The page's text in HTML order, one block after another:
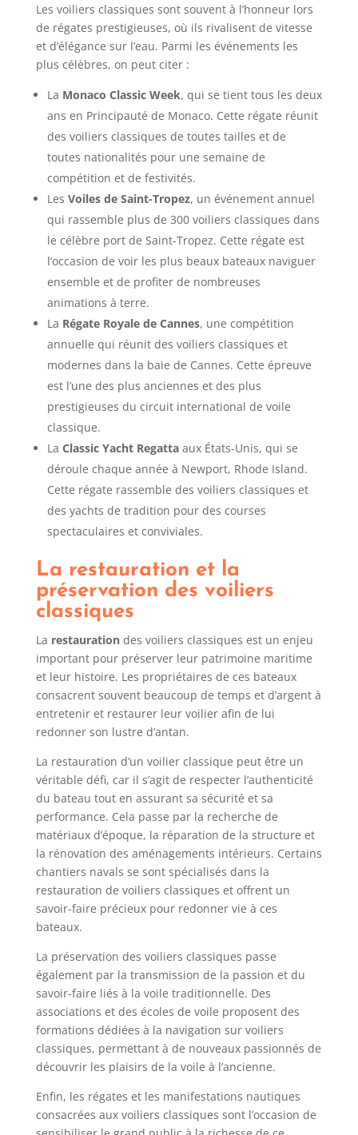
Les voiliers classiques sont souvent à l’honneur lors
de régates prestigieuses, où ils rivalisent de vitesse
et d’élégance sur l’eau. Parmi les événements les
plus célèbres, on peut citer :
La Monaco Classic Week, qui se tient tous les deux
ans en Principauté de Monaco. Cette régate réunit
des voiliers classiques de toutes tailles et de
toutes nationalités pour une semaine de
compétition et de festivités.
Les Voiles de Saint-Tropez, un événement annuel
qui rassemble plus de 300 voiliers classiques dans
le célèbre port de Saint-Tropez. Cette régate est
l’occasion de voir les plus beaux bateaux naviguer
ensemble et de profiter de nombreuses
animations à terre.
La Régate Royale de Cannes, une compétition
annuelle qui réunit des voiliers classiques et
modernes dans la baie de Cannes. Cette épreuve
est l’une des plus anciennes et des plus
prestigieuses du circuit international de voile
classique.
La Classic Yacht Regattaaux États-Unis, qui se
déroule chaque année à Newport, Rhode Island.
Cette régate rassemble des voiliers classiques et
des yachts de tradition pour des courses
spectaculaires et conviviales.
La restauration et la
préservation des voiliers
classiques
La restaurationdes voiliers classiques est un enjeu
important pour préserver leur patrimoine maritime
et leur histoire. Les propriétaires de ces bateaux
consacrent souvent beaucoup de temps et d’argent à
entretenir et restaurer leur voilier afin de lui
redonner son lustre d’antan.
La restauration d’un voilier classique peut être un
véritable défi, car il s’agit de respecter l’authenticité
du bateau tout en assurant sa sécurité et sa
performance. Cela passe par la recherche de
matériaux d’époque, la réparation de la structure et
la rénovation des aménagements intérieurs. Certains
chantiers navals se sont spécialisés dans la
restauration de voiliers classiques et offrent un
savoir-faire précieux pour redonner vie à ces
bateaux.
La préservation des voiliers classiques passe
également par la transmission de la passion et du
savoir-faire liés à la voile traditionnelle. Des
associations et des écoles de voile proposent des
formations dédiées à la navigation sur voiliers
classiques, permettant à de nouveaux passionnés de
découvrir les plaisirs de la voile à l’ancienne.
Enfin, les régates et les manifestations nautiques
consacrées aux voiliers classiques sont l’occasion de